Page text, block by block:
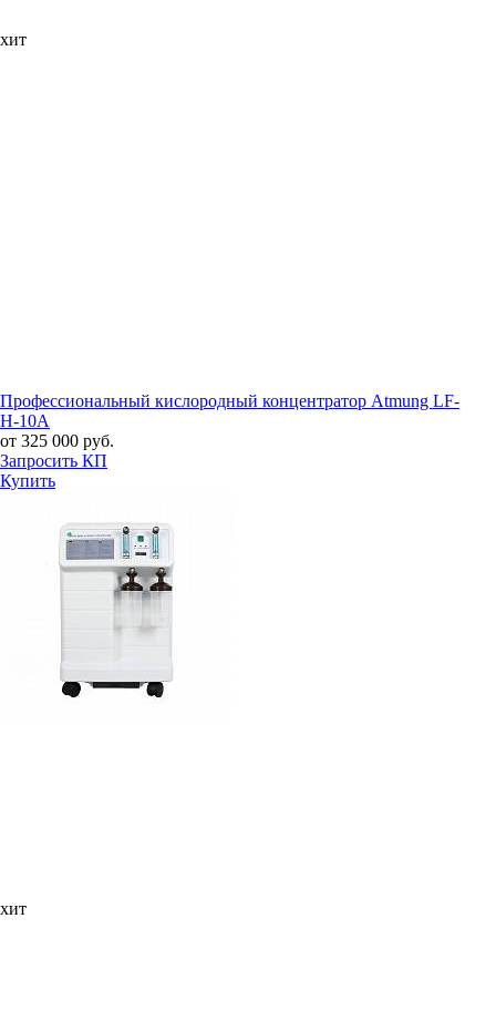
хит
Профессиональный кислородный концентратор Atmung LF-
H-10A
от 325 000 руб.
Запросить КП
Купить
хит